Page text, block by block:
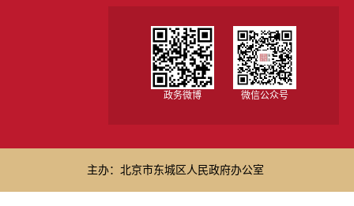
政务微博 微信公众号
主办：北京市东城区人民政府办公室